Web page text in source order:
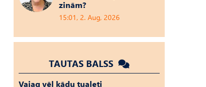
zinām?
15:01, 2. Aug, 2026
TAUTAS BALSS
Vajag vēl kādu tualeti